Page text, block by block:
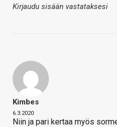
Kirjaudu sisään vastataksesi
Kimbes
6.3.2020
Niin ja pari kertaa myös